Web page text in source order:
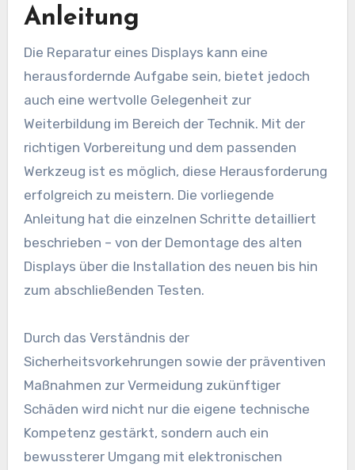
Anleitung
Die Reparatur eines Displays kann eine
herausfordernde Aufgabe sein, bietet jedoch
auch eine wertvolle Gelegenheit zur
Weiterbildung im Bereich der Technik. Mit der
richtigen Vorbereitung und dem passenden
Werkzeug ist es möglich, diese Herausforderung
erfolgreich zu meistern. Die vorliegende
Anleitung hat die einzelnen Schritte detailliert
beschrieben – von der Demontage des alten
Displays über die Installation des neuen bis hin
zum abschließenden Testen.
Durch das Verständnis der
Sicherheitsvorkehrungen sowie der präventiven
Maßnahmen zur Vermeidung zukünftiger
Schäden wird nicht nur die eigene technische
Kompetenz gestärkt, sondern auch ein
bewussterer Umgang mit elektronischen